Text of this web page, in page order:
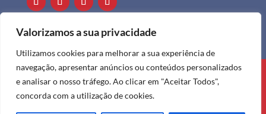
Valorizamos a sua privacidade
Utilizamos cookies para melhorar a sua experiência de
navegação, apresentar anúncios ou conteúdos personalizados
e analisar o nosso tráfego. Ao clicar em "Aceitar Todos",
concorda com a utilização de cookies.
Todos os direitos reservados à APF ©
2024